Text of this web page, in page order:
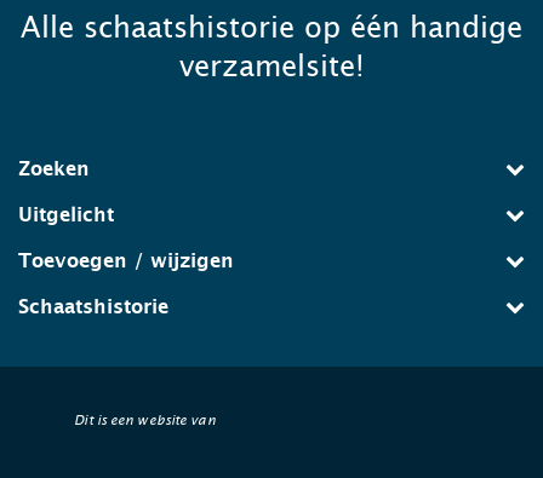
Alle schaatshistorie op één handige
verzamelsite!
Zoeken
Uitgelicht
Toevoegen / wijzigen
Schaatshistorie
Dit is een website van